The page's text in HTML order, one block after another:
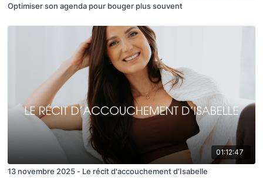
Optimiser son agenda pour bouger plus souvent
01:12:47
13 novembre 2025 - Le récit d'accouchement d'Isabelle